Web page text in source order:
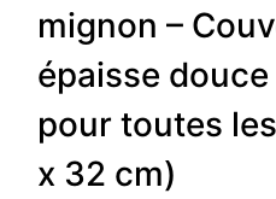
mignon –
épaisse
pour toutes
x 32 cm)